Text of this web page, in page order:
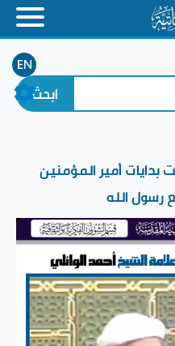
EN
أمير المؤمنين
رسول الله